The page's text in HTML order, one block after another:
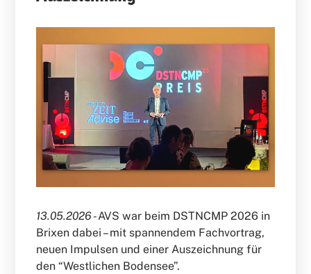
13.05.2026 -AVS war beim DSTNCMP 2026 in
Brixen dabei – mit spannendem Fachvortrag,
neuen Impulsen und einer Auszeichnung für
den “Westlichen Bodensee”.